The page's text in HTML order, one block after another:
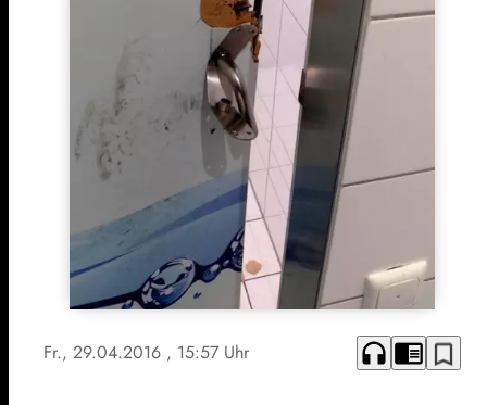
Fr., 29.04.2016 , 15:57 Uhr headphones chrome_reader_mode bookmark_border